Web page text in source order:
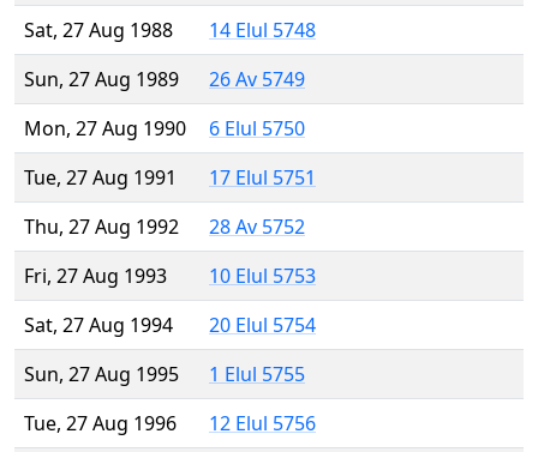
Sat, 27 Aug 1988
14 Elul 5748
Sun, 27 Aug 1989
26 Av 5749
Mon, 27 Aug 1990
6 Elul 5750
Tue, 27 Aug 1991
17 Elul 5751
Thu, 27 Aug 1992
28 Av 5752
Fri, 27 Aug 1993
10 Elul 5753
Sat, 27 Aug 1994
20 Elul 5754
Sun, 27 Aug 1995
1 Elul 5755
Tue, 27 Aug 1996
12 Elul 5756